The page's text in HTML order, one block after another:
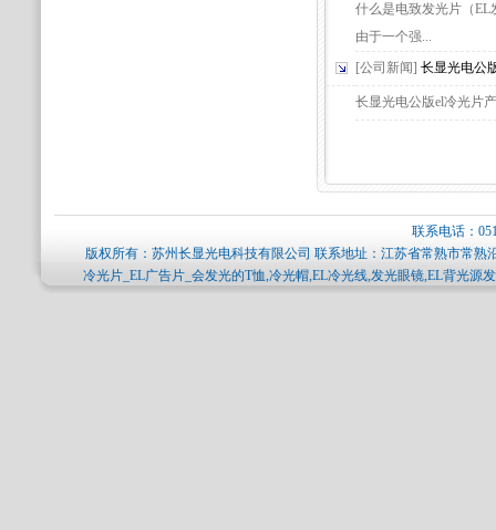
什么是电致发光片（EL
由于一个强...
[公司新闻] 长显光电公
长显光电公版el冷光片
联系电话：
版权所有：苏州长显光电科技有限公司 联系地址：江苏省常熟市常
冷光片_EL广告片_会发光的T恤,冷光帽,EL冷光线,发光眼镜,EL背光